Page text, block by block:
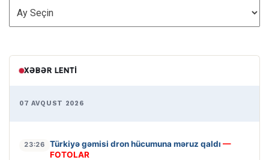
ARXİV
XƏBƏR LENTI
07 AVQUST 2026
23:26 Türkiyə gəmisi dron hücumuna məruz qaldı —
FOTOLAR